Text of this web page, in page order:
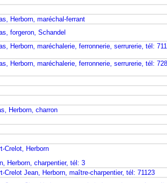
Herborn, maréchal-ferrant
forgeron, Schandel
Herborn, maréchalerie, ferronnerie, serrurerie, tél:
Herborn, maréchalerie, ferronnerie, serrurerie, tél:
Herborn, charron
Crelot, Herborn
Herborn, charpentier, tél: 3
Crelot Jean, Herborn, maître-charpentier, tél: 71123